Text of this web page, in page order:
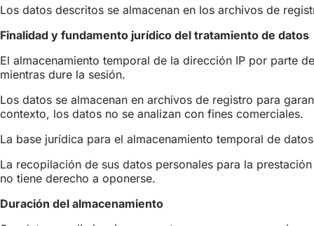
Los datos descritos se almacenan en los archivos de
Finalidad y fundamento jurídico del tratamiento de datos
El almacenamiento temporal de la dirección IP por parte
mientras dure la sesión.
Los datos se almacenan en archivos de registro para
contexto, los datos no se analizan con fines comerciales.
La base jurídica para el almacenamiento temporal de
La recopilación de sus datos personales para la
no tiene derecho a oponerse.
Duración del almacenamiento